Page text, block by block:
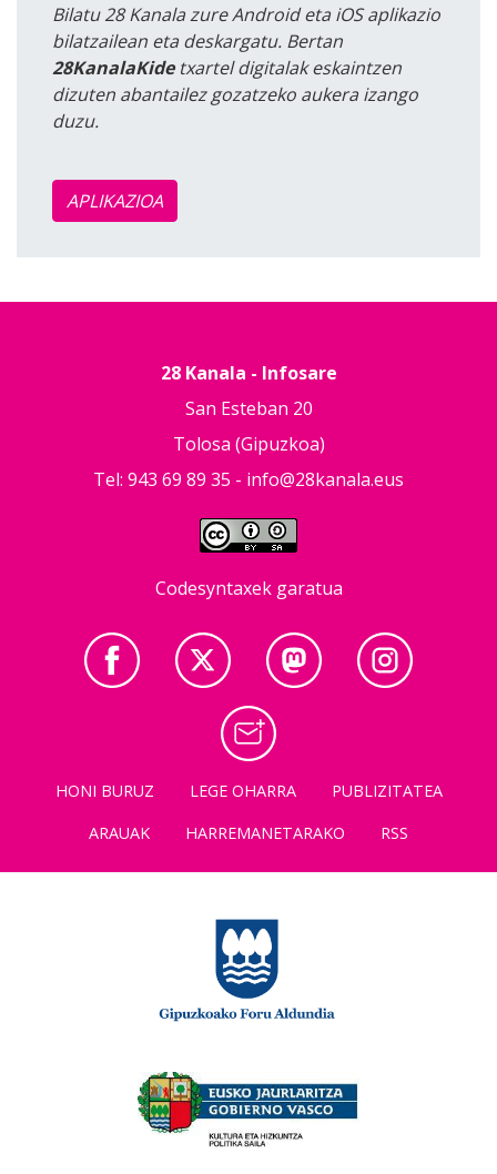
Bilatu 28 Kanala zure Android eta iOS aplikazio
bilatzailean eta deskargatu. Bertan
28KanalaKidetxartel digitalak eskaintzen
dizuten abantailez gozatzeko aukera izango
duzu.
APLIKAZIOA
28 Kanala - Infosare
San Esteban 20
Tolosa (Gipuzkoa)
Tel: 943 69 89 35 - info@28kanala.eus
Codesyntaxek garatua
HONI BURUZ LEGE OHARRA
PUBLIZITATEA
ARAUAK
HARREMANETARAKO RSS